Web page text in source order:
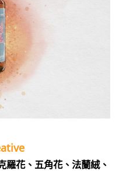
羅花、五角花、法蘭絨、